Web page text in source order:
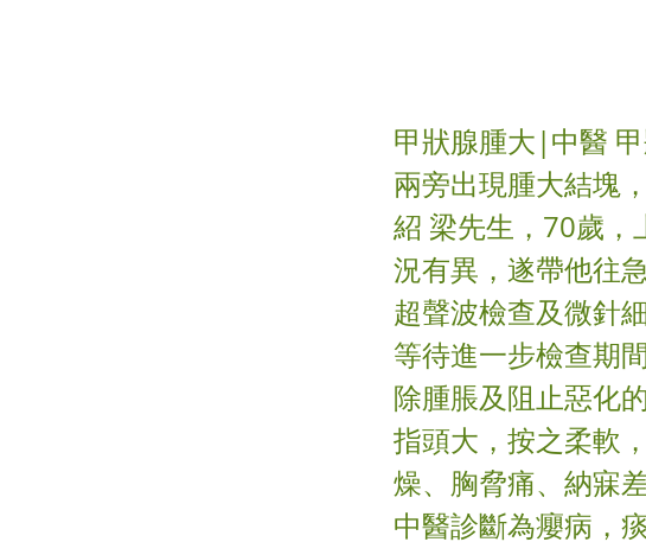
甲狀腺腫大|中醫
兩旁出現腫大結塊
紹 梁先生，70歲，
況有異，遂帶他往
超聲波檢查及微針
等待進一步檢查期
除腫脹及阻止惡化
指頭大，按之柔軟
燥、胸脅痛、納寐
中醫診斷為癭病，